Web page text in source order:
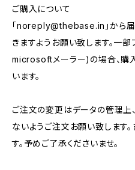
ご購入について
「noreply@thebase.in 」から
きますようお願い致します。一
microsoftメーラー)の場合、購
います。
ご注文の変更はデータの管理上
ないようご注文お願い致します
す。予めご了承くださいませ。